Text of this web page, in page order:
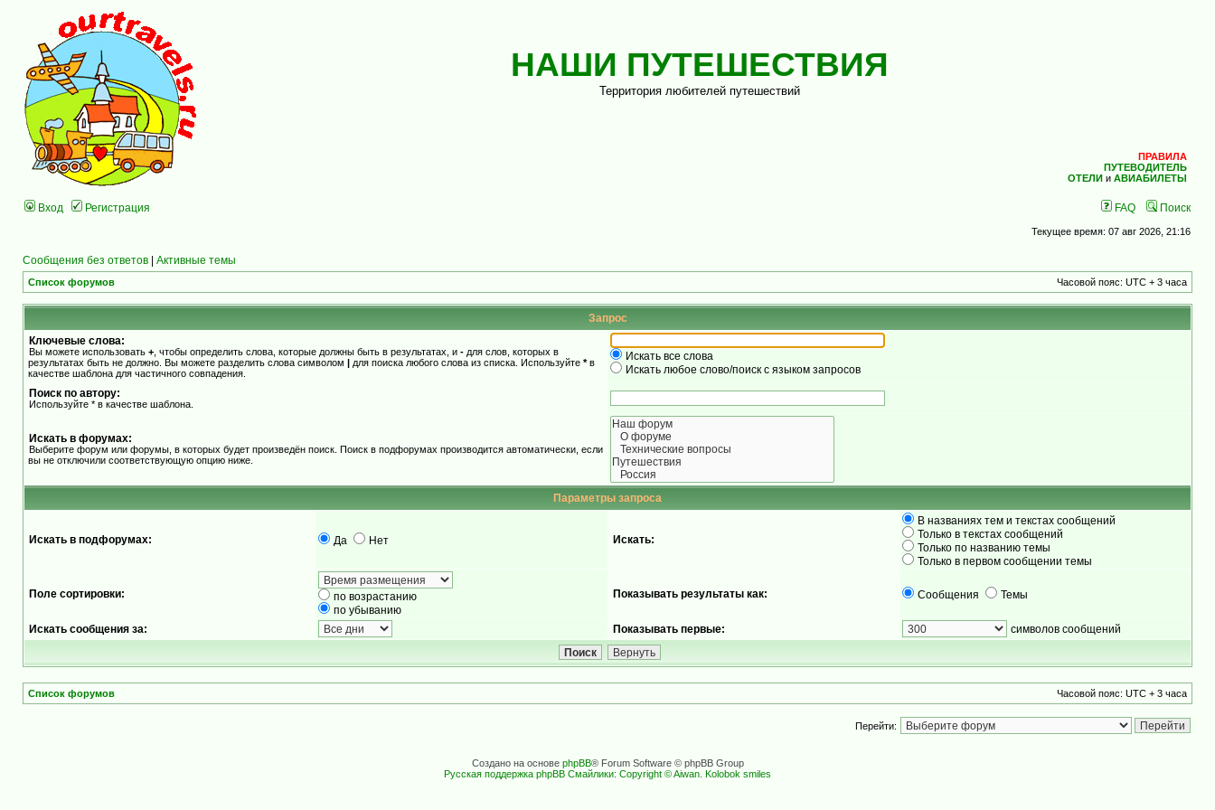
НАШИ ПУТЕШЕСТВИЯ
Территория любителей путешествий
ПРАВИЛА
ПУТЕВОДИТЕЛЬ
ОТЕЛИ и АВИАБИЛЕТЫ
Вход Регистрация FAQ Поиск
Текущее время: 07 авг 2026, 21:16
Сообщения без ответов | Активные темы
Список форумов Часовой пояс: UTC + 3 часа
Запрос
Ключевые слова:
Вы можете использовать + , чтобы определить слова, которые должны быть в результатах, и - для слов, которых в
результатах быть не должно. Вы можете разделить слова символом | для поиска любого слова из списка. Используйте *в
качестве шаблона для частичного совпадения.
Искать все слова
Искать любое слово/поиск с языком запросов
Поиск по автору:
Используйте * в качестве шаблона.
Искать в форумах:
Выберите форум или форумы, в которых будет произведён поиск. Поиск в подфорумах производится автоматически, если
вы не отключили соответствующую опцию ниже.
Параметры запроса
Искать в подфорумах: Да Нет Искать:
В названиях тем и текстах сообщений
Только в текстах сообщений
Только по названию темы
Только в первом сообщении темы
Поле сортировки:
по возрастанию
по убыванию
Показывать результаты как: Сообщения Темы
Искать сообщения за: Показывать первые: символов сообщений
Список форумов Часовой пояс: UTC + 3 часа
Перейти:
Создано на основе phpBB® Forum Software © phpBB Group
Русская поддержка phpBB Смайлики: Copyright © Aiwan. Kolobok smiles